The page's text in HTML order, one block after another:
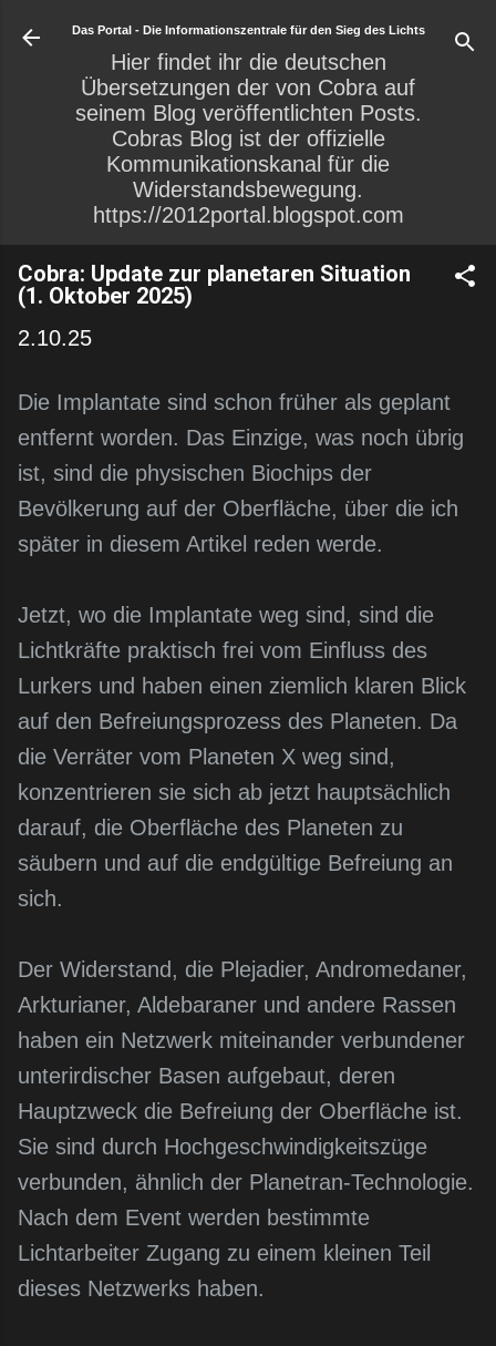
Direkt zum Hauptbereich
Das Portal - Die Informationszentrale für den Sieg des Lichts
Hier findet ihr die deutschen
Übersetzungen der von Cobra auf
seinem Blog veröffentlichten Posts.
Cobras Blog ist der offizielle
Kommunikationskanal für die
Widerstandsbewegung.
https://2012portal.blogspot.com
Cobra: Update zur planetaren Situation
(1. Oktober 2025)
2.10.25
Die Implantate sind schon früher als geplant
entfernt worden. Das Einzige, was noch übrig
ist, sind die physischen Biochips der
Bevölkerung auf der Oberfläche, über die ich
später in diesem Artikel reden werde.
Jetzt, wo die Implantate weg sind, sind die
Lichtkräfte praktisch frei vom Einfluss des
Lurkers und haben einen ziemlich klaren Blick
auf den Befreiungsprozess des Planeten. Da
die Verräter vom Planeten X weg sind,
konzentrieren sie sich ab jetzt hauptsächlich
darauf, die Oberfläche des Planeten zu
säubern und auf die endgültige Befreiung an
sich.
Der Widerstand, die Plejadier, Andromedaner,
Arkturianer, Aldebaraner und andere Rassen
haben ein Netzwerk miteinander verbundener
unterirdischer Basen aufgebaut, deren
Hauptzweck die Befreiung der Oberfläche ist.
Sie sind durch Hochgeschwindigkeitszüge
verbunden, ähnlich der Planetran-Technologie.
Nach dem Event werden bestimmte
Lichtarbeiter Zugang zu einem kleinen Teil
dieses Netzwerks haben.